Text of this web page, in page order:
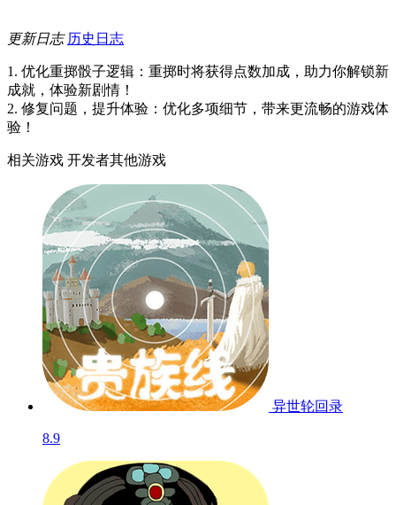
更新日志 历史日志
1. 优化重掷骰子逻辑：重掷时将获得点数加成，助力你解锁新
成就，体验新剧情！
2. 修复问题，提升体验：优化多项细节，带来更流畅的游戏体
验！
相关游戏 开发者其他游戏
异世轮回录
8.9